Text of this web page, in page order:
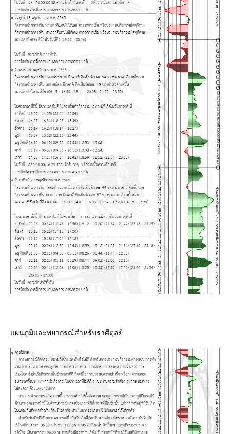
ผนภูมิและพยากรณ์สำหรับราศีตุลย์